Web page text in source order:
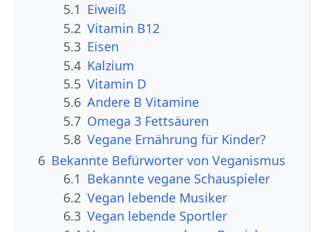
5.1 Eiweiß
5.2 Vitamin B12
5.3 Eisen
5.4 Kalzium
5.5 Vitamin D
5.6 Andere B Vitamine
5.7 Omega 3 Fettsäuren
5.8 Vegane Ernährung für Kinder?
6 Bekannte Befürworter von Veganismus
6.1 Bekannte vegane Schauspieler
6.2 Vegan lebende Musiker
6.3 Vegan lebende Sportler